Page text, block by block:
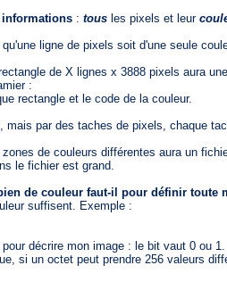
informations :tous les pixels et leur
ligne de pixels soit d'une seule
de X lignes x 3888 pixels aura une
:
et le code de la couleur.
par des taches de pixels, chaque
de couleurs différentes aura un
le fichier est grand.
de couleur faut-il pour définir toute
suffisent. Exemple :
décrire mon image : le bit vaut 0 ou 1.
un octet peut prendre 256 valeurs